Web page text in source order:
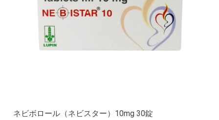
ネビボロール（ネビスター）10mg 30錠